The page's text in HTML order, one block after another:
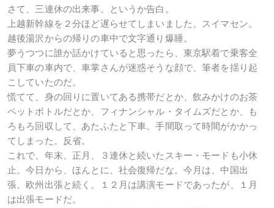
さて、三連休の出来事。というか告白。
上越新幹線を２分ほど遅らせてしまいました。スイマセン。
越後湯沢からの帰りの車中で文字通り爆睡。
夢うつつに誰か話かけていると思ったら、東京駅着で乗客全
員下車の車内で、車掌さんが迷惑そうな顔で、筆者を揺り起
こしていたのだ。
慌てて、身の回りに置いてある携帯だとか、飲みかけのお茶
ペットボトルだとか、フィナンシャル・タイムズだとか、も
ろもろ回収して、あたふたと下車。手間取って時間がかかっ
てしまった。反省。
これで、年末、正月、３連休と続いたスキー・モードも小休
止。今日から、ほんとに、社会復帰だな。今月は、中国出
張、欧州出張と続く。１２月は講演モードであったが、１月
は出張モードだ。